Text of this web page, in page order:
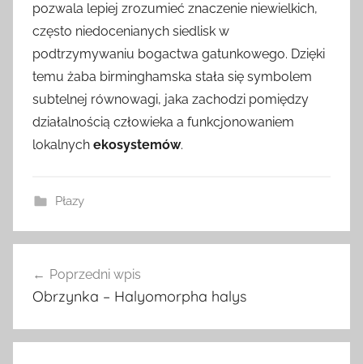
pozwala lepiej zrozumieć znaczenie niewielkich,
często niedocenianych siedlisk w
podtrzymywaniu bogactwa gatunkowego. Dzięki
temu żaba birminghamska stała się symbolem
subtelnej równowagi, jaka zachodzi pomiędzy
działalnością człowieka a funkcjonowaniem
lokalnych ekosystemów.
Płazy
wpisu
Poprzedni wpis
Obrzynka – Halyomorpha halys